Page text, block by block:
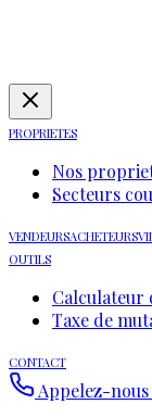
PROPRIETES
Nos
Secteurs
VENDEURSACHETEURS
OUTILS
Calculateur
Taxe de
CONTACT
Appelez-nous